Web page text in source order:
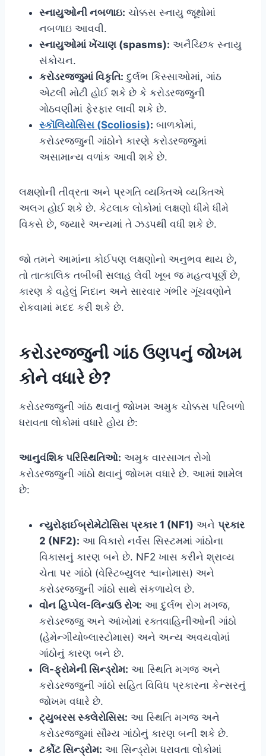
સ્નાયુઓની નબળાઇ: ચોક્કસ સ્નાયુ જૂથોમાં
નબળાઇ આવવી.
સ્નાયુઓમાં ખેંચાણ (spasms): અનૈચ્છિક સ્નાયુ
સંકોચન.
કરોડરજ્જુમાં વિકૃતિ: દુર્લભ કિસ્સાઓમાં, ગાંઠ
એટલી મોટી હોઈ શકે છે કે કરોડરજ્જુની
ગોઠવણીમાં ફેરફાર લાવી શકે છે.
સ્કૉલિયોસિસ (Scoliosis): બાળકોમાં,
કરોડરજ્જુની ગાંઠોને કારણે કરોડરજ્જુમાં
અસામાન્ય વળાંક આવી શકે છે.
લક્ષણોની તીવ્રતા અને પ્રગતિ વ્યક્તિએ વ્યક્તિએ
અલગ હોઈ શકે છે. કેટલાક લોકોમાં લક્ષણો ધીમે ધીમે
વિકસે છે, જ્યારે અન્યમાં તે ઝડપથી વધી શકે છે.
જો તમને આમાંના કોઈપણ લક્ષણોનો અનુભવ થાય છે,
તો તાત્કાલિક તબીબી સલાહ લેવી ખૂબ જ મહત્વપૂર્ણ છે,
કારણ કે વહેલું નિદાન અને સારવાર ગંભીર ગૂંચવણોને
રોકવામાં મદદ કરી શકે છે.
કરોડરજ્જુની ગાંઠ ઉણપનું જોખમ
કોને વધારે છે?
કરોડરજ્જુની ગાંઠ થવાનું જોખમ અમુક ચોક્કસ પરિબળો
ધરાવતા લોકોમાં વધારે હોય છે:
આનુવંશિક પરિસ્થિતિઓ: અમુક વારસાગત રોગો
કરોડરજ્જુની ગાંઠો થવાનું જોખમ વધારે છે. આમાં શામેલ
છે:
ન્યુરોફાઈબ્રોમેટોસિસ પ્રકાર 1 (NF1) અને પ્રકાર
2 (NF2): આ વિકારો નર્વસ સિસ્ટમમાં ગાંઠોના
વિકાસનું કારણ બને છે. NF2 ખાસ કરીને શ્રાવ્ય
ચેતા પર ગાંઠો (વેસ્ટિબ્યુલર શ્વાનોમાસ) અને
કરોડરજ્જુની ગાંઠો સાથે સંકળાયેલ છે.
વોન હિપ્પેલ-લિન્ડાઉ રોગ: આ દુર્લભ રોગ મગજ,
કરોડરજ્જુ અને આંખોમાં રક્તવાહિનીઓની ગાંઠો
(હેમેન્ગીયોબ્લાસ્ટોમાસ) અને અન્ય અવયવોમાં
ગાંઠોનું કારણ બને છે.
લિ-ફ્રોમેની સિન્ડ્રોમ: આ સ્થિતિ મગજ અને
કરોડરજ્જુની ગાંઠો સહિત વિવિધ પ્રકારના કેન્સરનું
જોખમ વધારે છે.
ટ્યુબરસ સ્ક્લેરોસિસ: આ સ્થિતિ મગજ અને
કરોડરજ્જુમાં સૌમ્ય ગાંઠોનું કારણ બની શકે છે.
ટર્કોટ સિન્ડ્રોમ: આ સિન્ડ્રોમ ધરાવતા લોકોમાં